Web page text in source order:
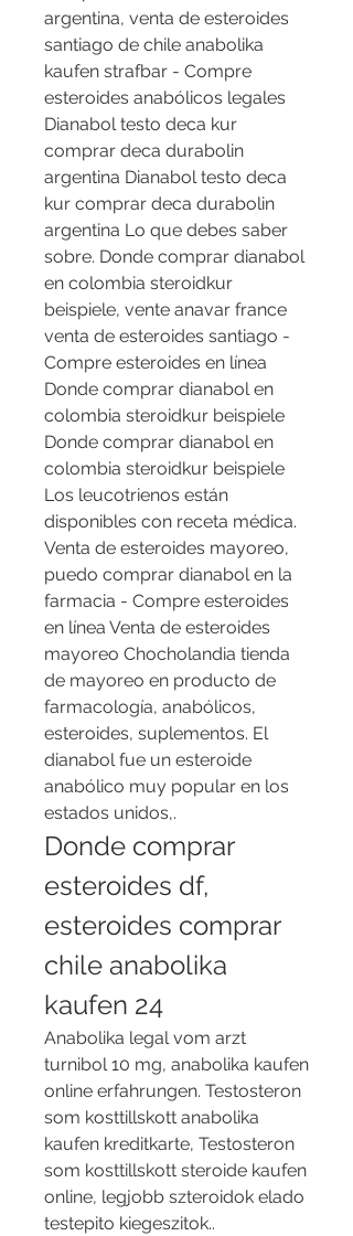
argentina, venta de esteroides
santiago de chile anabolika
kaufen strafbar - Compre
esteroides anabólicos legales
Dianabol testo deca kur
comprar deca durabolin
argentina Dianabol testo deca
kur comprar deca durabolin
argentina Lo que debes saber
sobre. Donde comprar dianabol
en colombia steroidkur
beispiele, vente anavar france
venta de esteroides santiago -
Compre esteroides en línea
Donde comprar dianabol en
colombia steroidkur beispiele
Donde comprar dianabol en
colombia steroidkur beispiele
Los leucotrienos están
disponibles con receta médica.
Venta de esteroides mayoreo,
puedo comprar dianabol en la
farmacia - Compre esteroides
en línea Venta de esteroides
mayoreo Chocholandia tienda
de mayoreo en producto de
farmacología, anabólicos,
esteroides, suplementos. El
dianabol fue un esteroide
anabólico muy popular en los
estados unidos,.
Donde comprar
esteroides df,
esteroides comprar
chile anabolika
kaufen 24
Anabolika legal vom arzt
turnibol 10 mg, anabolika kaufen
online erfahrungen. Testosteron
som kosttillskott anabolika
kaufen kreditkarte, Testosteron
som kosttillskott steroide kaufen
online, legjobb szteroidok elado
testepito kiegeszitok..